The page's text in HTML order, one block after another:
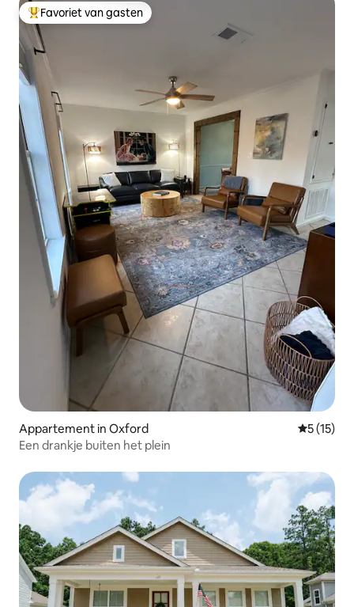
Topfavoriet van gasten
Favoriet van gasten
Appartement in Oxford
5 (15)
Een drankje buiten het plein